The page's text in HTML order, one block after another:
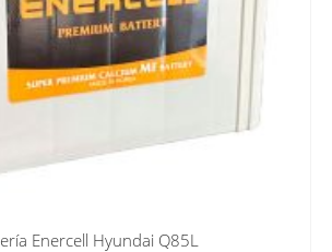
Enercell Hyundai Q85L